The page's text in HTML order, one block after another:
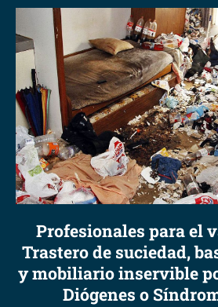
Profesionales para el
Trastero de suciedad,
y mobiliario inservible
Diógenes o